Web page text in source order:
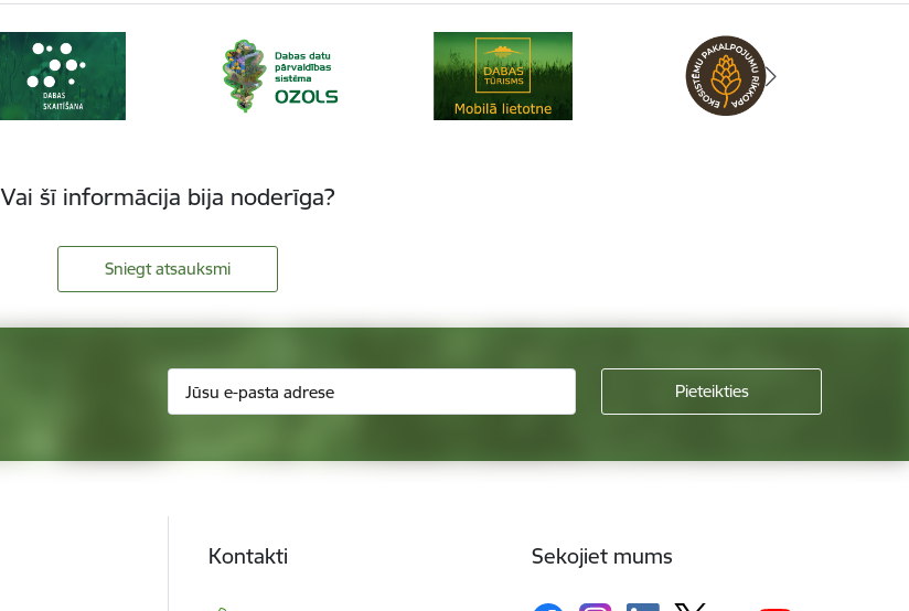
Vai šī informācija bija noderīga?
Sniegt atsauksmi
Kontakti Sekojiet mums